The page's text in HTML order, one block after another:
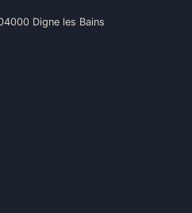
Digne les Bains